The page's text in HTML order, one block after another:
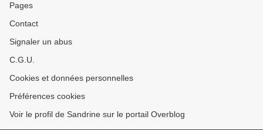
Pages
Contact
Signaler un abus
C.G.U.
Cookies et données personnelles
Préférences cookies
Voir le profil de Sandrine sur le portail Overblog